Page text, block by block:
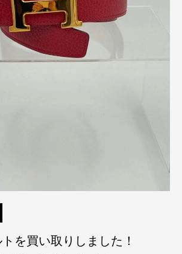
を買い取りしました！